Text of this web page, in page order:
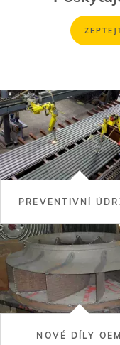
PREVENTIVNÍ
NOVÉ DÍLY OEM